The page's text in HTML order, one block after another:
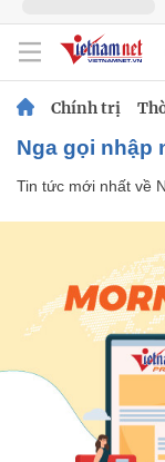
Chính trị
Nga gọi
Tin tức mới nhất về